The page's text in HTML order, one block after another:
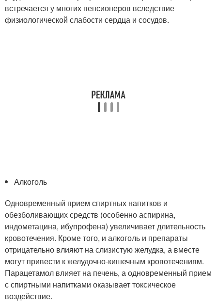
встречается у многих пенсионеров вследствие
физиологической слабости сердца и сосудов.
Алкоголь
Одновременный прием спиртных напитков и
обезболивающих средств (особенно аспирина,
индометацина, ибупрофена) увеличивает длительность
кровотечения. Кроме того, и алкоголь и препараты
отрицательно влияют на слизистую желудка, а вместе
могут привести к желудочно-кишечным кровотечениям.
Парацетамол влияет на печень, а одновременный прием
с спиртными напитками оказывает токсическое
воздействие.